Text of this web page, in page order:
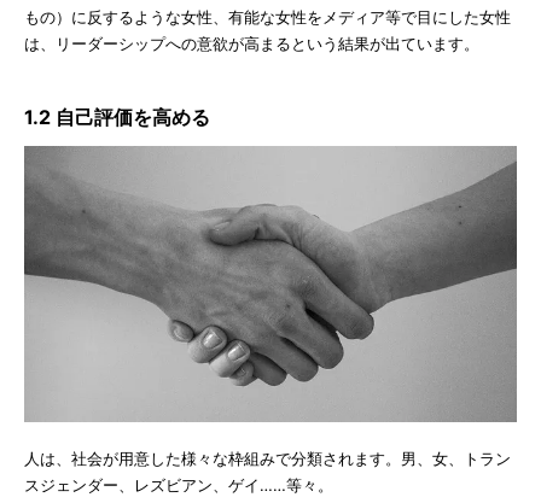
もの）に反するような女性、有能な女性をメディア等で目にした女性
は、リーダーシップへの意欲が高まるという結果が出ています。
1.2 自己評価を高める
人は、社会が用意した様々な枠組みで分類されます。男、女、トラン
スジェンダー、レズビアン、ゲイ……等々。